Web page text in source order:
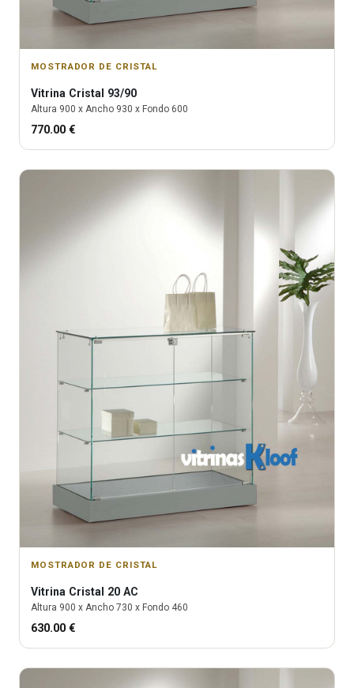
MOSTRADOR DE CRISTAL
Vitrina Cristal 93/90
Altura 900 x Ancho 930 x Fondo 600
770.00 €
MOSTRADOR DE CRISTAL
Vitrina Cristal 20 AC
Altura 900 x Ancho 730 x Fondo 460
630.00 €